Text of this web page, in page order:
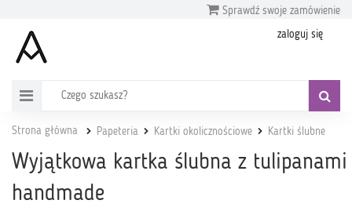
Sprawdź swoje zamówienie
zaloguj się
Strona główna Papeteria Kartki okolicznościowe Kartki ślubne
Wyjątkowa kartka ślubna z tulipanami
handmade